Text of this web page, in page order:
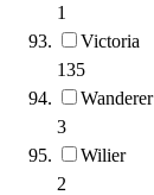
1
Victoria
135
Wanderer
3
Wilier
2